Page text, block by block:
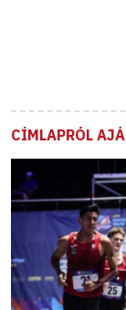
CÍMLAPRÓL